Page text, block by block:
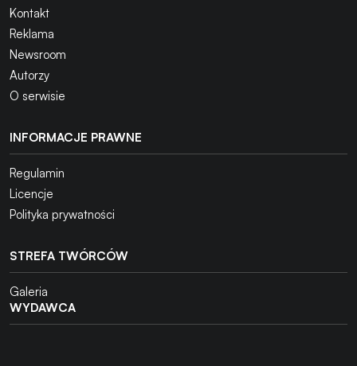
Kontakt
Reklama
Newsroom
Autorzy
O serwisie
INFORMACJE PRAWNE
Regulamin
Licencje
Polityka prywatności
STREFA TWÓRCÓW
Galeria
WYDAWCA